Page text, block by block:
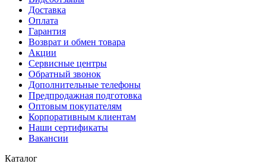
Доставка
Оплата
Гарантия
Возврат и обмен товара
Акции
Сервисные центры
Обратный звонок
Дополнительные телефоны
Предпродажная подготовка
Оптовым покупателям
Корпоративным клиентам
Наши сертификаты
Вакансии
Каталог